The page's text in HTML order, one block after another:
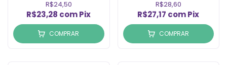
R$24,50
R$23,28 comPix
COMPRAR
R$28,60
R$27,17 comPix
COMPRAR